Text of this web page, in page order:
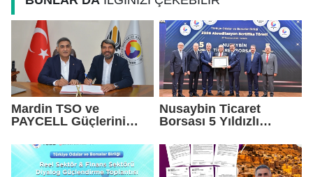
Mardin TSO ve
PAYCELL Güçlerini
Nusaybin Ticaret
Borsası 5 Yıldızlı
Yeniden Aldı